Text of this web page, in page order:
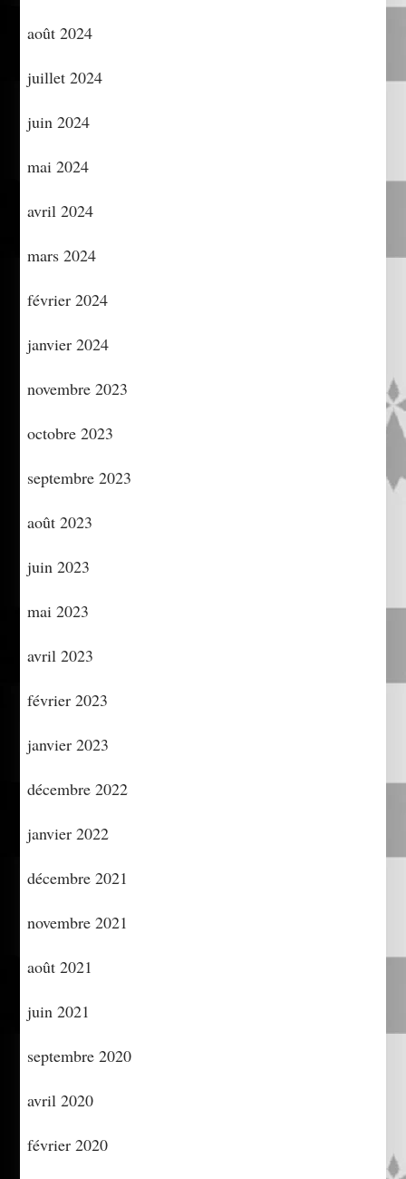
août 2024
juillet 2024
juin 2024
mai 2024
avril 2024
mars 2024
février 2024
janvier 2024
novembre 2023
octobre 2023
septembre 2023
août 2023
juin 2023
mai 2023
avril 2023
février 2023
janvier 2023
décembre 2022
janvier 2022
décembre 2021
novembre 2021
août 2021
juin 2021
septembre 2020
avril 2020
février 2020